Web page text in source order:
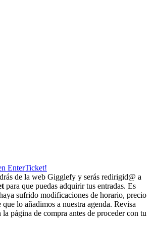
EnterTicket!
de la web Gigglefy y serás redirigid@ a
para que puedas adquirir tus entradas. Es
sufrido modificaciones de horario, precio
lo añadimos a nuestra agenda. Revisa
página de compra antes de proceder con tu